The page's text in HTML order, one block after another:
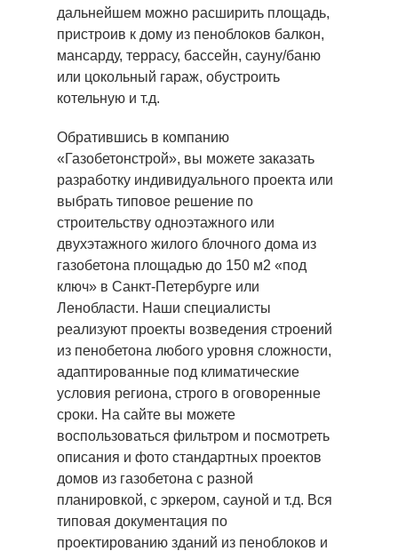
дальнейшем можно расширить площадь,
пристроив к дому из пеноблоков балкон,
мансарду, террасу, бассейн, сауну/баню
или цокольный гараж, обустроить
котельную и т.д.
Обратившись в компанию
«Газобетонстрой», вы можете заказать
разработку индивидуального проекта или
выбрать типовое решение по
строительству одноэтажного или
двухэтажного жилого блочного дома из
газобетона площадью до 150 м2 «под
ключ» в Санкт-Петербурге или
Ленобласти. Наши специалисты
реализуют проекты возведения строений
из пенобетона любого уровня сложности,
адаптированные под климатические
условия региона, строго в оговоренные
сроки. На сайте вы можете
воспользоваться фильтром и посмотреть
описания и фото стандартных проектов
домов из газобетона с разной
планировкой, с эркером, сауной и т.д. Вся
типовая документация по
проектированию зданий из пеноблоков и